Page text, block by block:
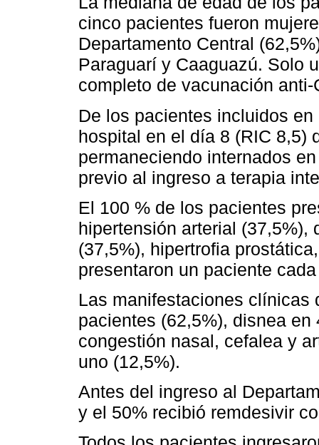
cinco pacientes fueron
Departamento Central
Paraguarí y Caaguazú. Solo
completo de vacunación
De los pacientes incluidos
hospital en el día 8 (RIC 8,5)
permaneciendo internados
previo al ingreso a terapia
El 100 % de los pacientes
hipertensión arterial (37,5%),
(37,5%), hipertrofia
presentaron un paciente
Las manifestaciones clínicas
pacientes (62,5%), disnea
congestión nasal, cefalea y
uno (12,5%).
Antes del ingreso al
y el 50% recibió remdesivir